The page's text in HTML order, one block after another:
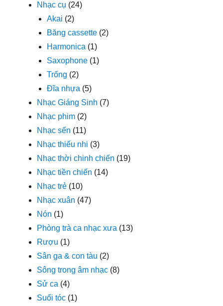
Nhạc cụ (24)
Akai (2)
Băng cassette (2)
Harmonica (1)
Saxophone (1)
Trống (2)
Đĩa nhựa (5)
Nhạc Giáng Sinh (7)
Nhạc phim (2)
Nhạc sến (11)
Nhạc thiếu nhi (3)
Nhạc thời chinh chiến (19)
Nhạc tiền chiến (14)
Nhạc trẻ (10)
Nhạc xuân (47)
Nón (1)
Phòng trà ca nhạc xưa (13)
Rượu (1)
Sân ga & con tàu (2)
Sông trong âm nhạc (8)
Sử ca (4)
Suối tóc (1)